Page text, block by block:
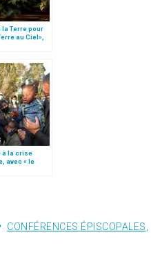
la Terre pour
au Ciel»,
à la crise
avec « le
CONFÉRENCES ÉPISCOPALES